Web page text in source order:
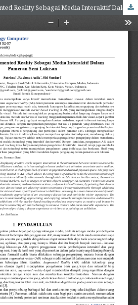
Pemanfaatan Augmented Reality Sebagai Media Interaktif Dalam Pameran Seni Lukisan